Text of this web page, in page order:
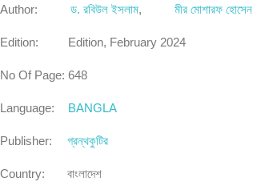
Author: ড. রবিউল ইসলাম, মীর মোশারফ হোসেন
Edition: Edition, February 2024
No Of Page: 648
Language: BANGLA
Publisher: গ্রন্থকুটির
Country: বাংলাদেশ